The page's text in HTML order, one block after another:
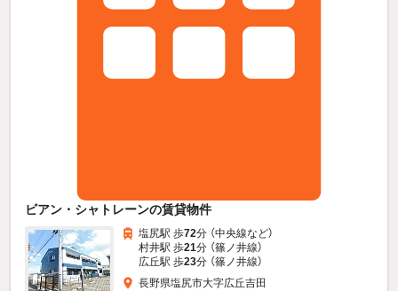
ビアン・シャトレーンの賃貸物件
塩尻駅 歩72分 （中央線など）
村井駅 歩21分 （篠ノ井線）
広丘駅 歩23分 （篠ノ井線）
長野県塩尻市大字広丘吉田